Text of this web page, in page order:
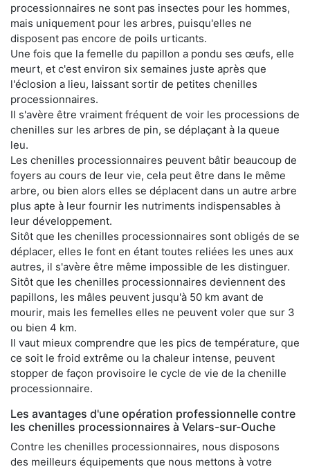
processionnaires ne sont pas insectes pour les hommes,
mais uniquement pour les arbres, puisqu'elles ne
disposent pas encore de poils urticants.
Une fois que la femelle du papillon a pondu ses œufs, elle
meurt, et c'est environ six semaines juste après que
l'éclosion a lieu, laissant sortir de petites chenilles
processionnaires.
Il s'avère être vraiment fréquent de voir les processions de
chenilles sur les arbres de pin, se déplaçant à la queue
leu.
Les chenilles processionnaires peuvent bâtir beaucoup de
foyers au cours de leur vie, cela peut être dans le même
arbre, ou bien alors elles se déplacent dans un autre arbre
plus apte à leur fournir les nutriments indispensables à
leur développement.
Sitôt que les chenilles processionnaires sont obligés de se
déplacer, elles le font en étant toutes reliées les unes aux
autres, il s'avère être même impossible de les distinguer.
Sitôt que les chenilles processionnaires deviennent des
papillons, les mâles peuvent jusqu'à 50 km avant de
mourir, mais les femelles elles ne peuvent voler que sur 3
ou bien 4 km.
Il vaut mieux comprendre que les pics de température, que
ce soit le froid extrême ou la chaleur intense, peuvent
stopper de façon provisoire le cycle de vie de la chenille
processionnaire.
Les avantages d'une opération professionnelle contre
les chenilles processionnaires à Velars-sur-Ouche
Contre les chenilles processionnaires, nous disposons
des meilleurs équipements que nous mettons à votre